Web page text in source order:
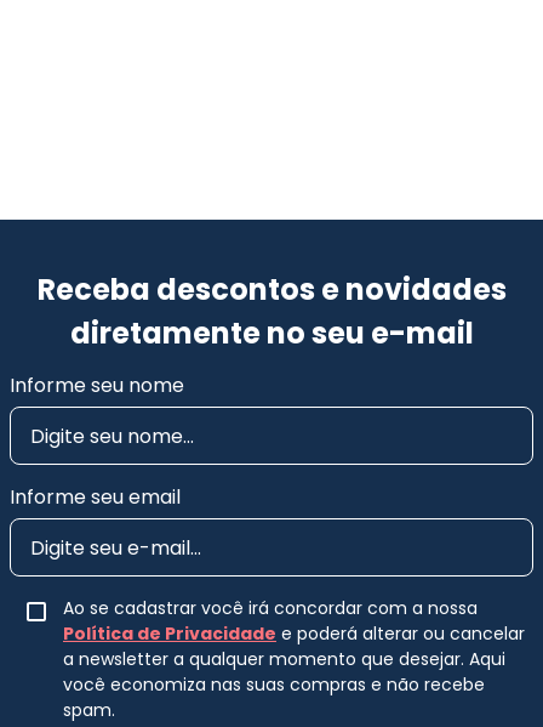
Receba descontos e novidades
diretamente no seu e-mail
Informe seu nome
Informe seu email
Ao se cadastrar você irá concordar com a nossa
Política de Privacidade e poderá alterar ou cancelar
a newsletter a qualquer momento que desejar. Aqui
você economiza nas suas compras e não recebe
spam.